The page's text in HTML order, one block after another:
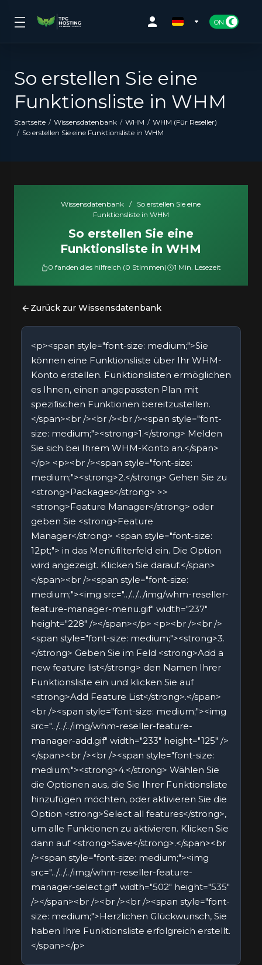
So erstellen Sie eine
Funktionsliste in WHM
Startseite Wissensdatenbank WHM
WHM (Für Reseller)
So erstellen Sie eine Funktionsliste in WHM
Wissensdatenbank /
So erstellen Sie eine
Funktionsliste in WHM
So erstellen Sie eine
Funktionsliste in WHM
0 fanden dies hilfreich (0 Stimmen) 1 Min. Lesezeit
Zurück zur Wissensdatenbank
<p><span style="font-size: medium;">Sie
können eine Funktionsliste über Ihr WHM-
Konto erstellen. Funktionslisten ermöglichen
es Ihnen, einen angepassten Plan mit
spezifischen Funktionen bereitzustellen.
</span><br /><br /><br /><span style="font-
size: medium;"><strong>1.</strong> Melden
Sie sich bei Ihrem WHM-Konto an.</span>
</p> <p><br /><span style="font-size:
medium;"><strong>2.</strong> Gehen Sie zu
<strong>Packages</strong> >>
<strong>Feature Manager</strong> oder
geben Sie <strong>Feature
Manager</strong> <span style="font-size:
12pt;"> in das Menüfilterfeld ein. Die Option
wird angezeigt. Klicken Sie darauf.</span>
</span><br /><span style="font-size:
medium;"><img src="../../../img/whm-reseller-
feature-manager-menu.gif" width="237"
height="228" /></span></p> <p><br /><br />
<span style="font-size: medium;"><strong>3.
</strong> Geben Sie im Feld <strong>Add a
new feature list</strong> den Namen Ihrer
Funktionsliste ein und klicken Sie auf
<strong>Add Feature List</strong>.</span>
<br /><span style="font-size: medium;"><img
src="../../../img/whm-reseller-feature-
manager-add.gif" width="233" height="125" />
</span><br /><br /><span style="font-size:
medium;"><strong>4.</strong> Wählen Sie
die Optionen aus, die Sie Ihrer Funktionsliste
hinzufügen möchten, oder aktivieren Sie die
Option <strong>Select all features</strong>,
um alle Funktionen zu aktivieren. Klicken Sie
dann auf <strong>Save</strong>.</span><br
/><span style="font-size: medium;"><img
src="../../../img/whm-reseller-feature-
manager-select.gif" width="502" height="535"
/></span><br /><br /><br /><span style="font-
size: medium;">Herzlichen Glückwunsch, Sie
haben Ihre Funktionsliste erfolgreich erstellt.
</span></p>